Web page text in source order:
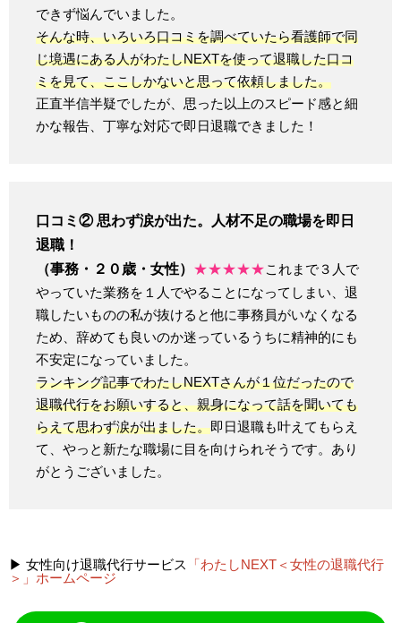
できず悩んでいました。
そんな時、いろいろ口コミを調べていたら看護師で同
じ境遇にある人がわたしNEXTを使って退職した口コ
ミを見て、ここしかないと思って依頼しました。
正直半信半疑でしたが、思った以上のスピード感と細
かな報告、丁寧な対応で即日退職できました！
口コミ② 思わず涙が出た。人材不足の職場を即日
退職！
（事務・２０歳・女性） ★★★★★これまで３人で
やっていた業務を１人でやることになってしまい、退
職したいものの私が抜けると他に事務員がいなくなる
ため、辞めても良いのか迷っているうちに精神的にも
不安定になっていました。
ランキング記事でわたしNEXTさんが１位だったので
退職代行をお願いすると、親身になって話を聞いても
らえて思わず涙が出ました。即日退職も叶えてもらえ
て、やっと新たな職場に目を向けられそうです。あり
がとうございました。
▶ 女性向け退職代行サービス
「わたしNEXT＜女性の退職代行
＞」ホームページ